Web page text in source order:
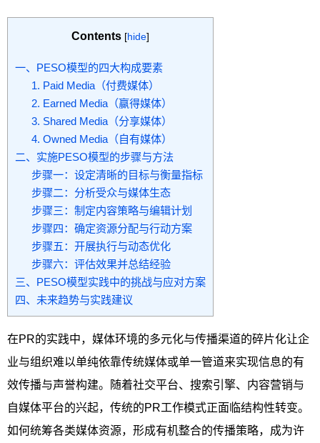
Contents [hide]
一、PESO模型的四大构成要素
1. Paid Media（付费媒体）
2. Earned Media（赢得媒体）
3. Shared Media（分享媒体）
4. Owned Media（自有媒体）
二、实施PESO模型的步骤与方法
步骤一：设定清晰的目标与衡量指标
步骤二：分析受众与媒体生态
步骤三：制定内容策略与编辑计划
步骤四：确定资源分配与行动方案
步骤五：开展执行与动态优化
步骤六：评估效果并总结经验
三、PESO模型实践中的挑战与应对方案
四、未来趋势与实践建议
在PR的实践中，媒体环境的多元化与传播渠道的碎片化让企
业与组织难以单纯依靠传统媒体或单一管道来实现信息的有
效传播与声誉构建。随着社交平台、搜索引擎、内容营销与
自媒体平台的兴起，传统的PR工作模式正面临结构性转变。
如何统筹各类媒体资源，形成有机整合的传播策略，成为许